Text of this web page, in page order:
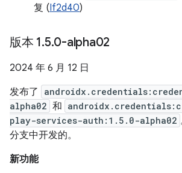
复 (If2d40)
版本 1.5.0-alpha02
2024 年 6 月 12 日
发布了
alpha02 和
play-services-auth:1.5.0-alpha02
分支中开发的。
新功能